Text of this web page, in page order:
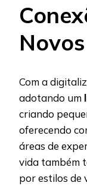
Com a
adotando um
criando
oferecendo
áreas de
vida também
por estilos de